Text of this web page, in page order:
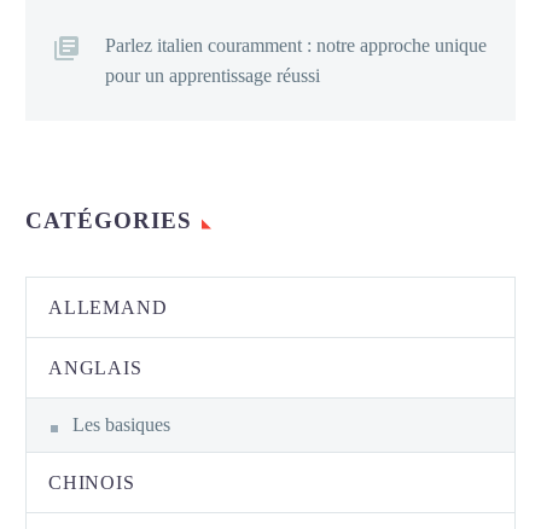
Parlez italien couramment : notre approche unique
pour un apprentissage réussi
CATÉGORIES
ALLEMAND
ANGLAIS
Les basiques
CHINOIS